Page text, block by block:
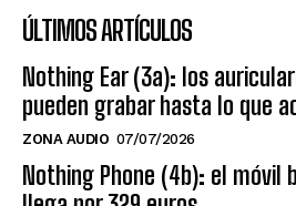
ÚLTIMOS ARTÍCULOS
Nothing Ear (3a): los
pueden grabar hasta lo que
ZONA AUDIO 07/07/2026
Nothing Phone (4b): el móvil